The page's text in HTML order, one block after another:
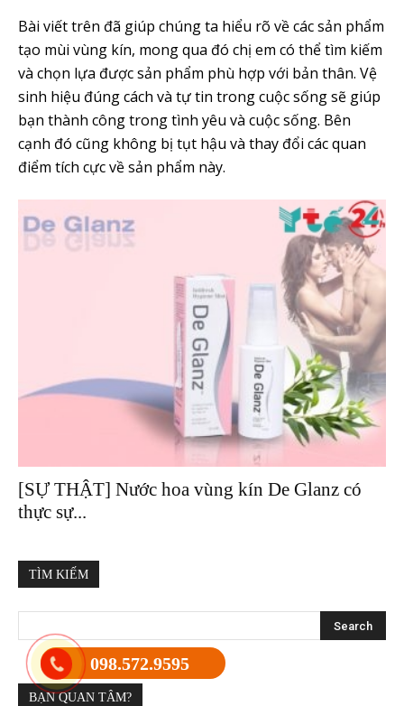
Bài viết trên đã giúp chúng ta hiểu rõ về các sản phẩm
tạo mùi vùng kín, mong qua đó chị em có thể tìm kiếm
và chọn lựa được sản phẩm phù hợp với bản thân. Vệ
sinh hiệu đúng cách và tự tin trong cuộc sống sẽ giúp
bạn thành công trong tình yêu và cuộc sống. Bên
cạnh đó cũng không bị tụt hậu và thay đổi các quan
điểm tích cực về sản phẩm này.
[SỰ THẬT] Nước hoa vùng kín De Glanz có
thực sự...
TÌM KIẾM
BẠN QUAN TÂM?
098.572.9595